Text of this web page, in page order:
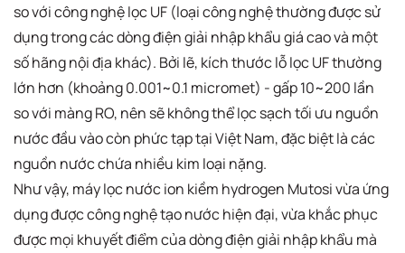
so với công nghệ lọc UF (loại công nghệ thường được sử
dụng trong các dòng điện giải nhập khẩu giá cao và một
số hãng nội địa khác). Bởi lẽ, kích thước lỗ lọc UF thường
lớn hơn (khoảng 0.001~0.1 micromet) - gấp 10~200 lần
so với màng RO, nên sẽ không thể lọc sạch tối ưu nguồn
nước đầu vào còn phức tạp tại Việt Nam, đặc biệt là các
nguồn nước chứa nhiều kim loại nặng.
Như vậy, máy lọc nước ion kiềm hydrogen Mutosi vừa ứng
dụng được công nghệ tạo nước hiện đại, vừa khắc phục
được mọi khuyết điểm của dòng điện giải nhập khẩu mà